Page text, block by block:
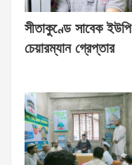
সীতাকুণ্ডে সাবেক ইউপি
চেয়ারম্যান গ্রেপ্তার